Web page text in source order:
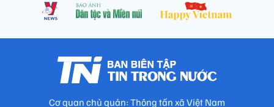
Cơ quan chủ quản: Thông tấn xã Việt Nam